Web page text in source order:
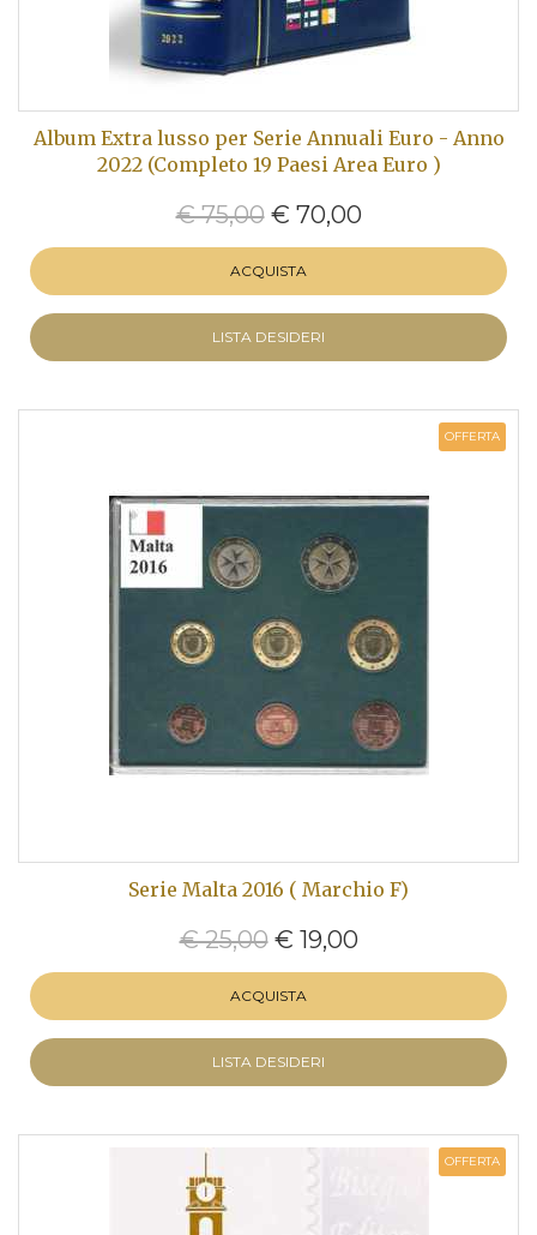
Album Extra lusso per Serie Annuali Euro - Anno
2022 (Completo 19 Paesi Area Euro )
€ 75,00€ 70,00
ACQUISTA
LISTA DESIDERI
OFFERTA
Serie Malta 2016 ( Marchio F)
€ 25,00€ 19,00
ACQUISTA
LISTA DESIDERI
OFFERTA